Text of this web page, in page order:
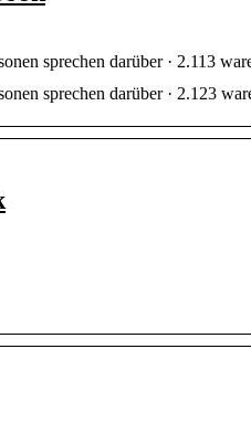
sprechen darüber · 2.113
sprechen darüber · 2.123